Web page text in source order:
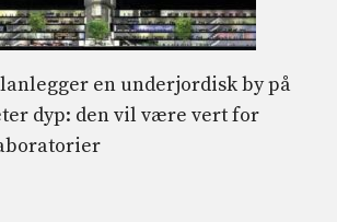
en underjordisk by på
dyp: den vil være vert for